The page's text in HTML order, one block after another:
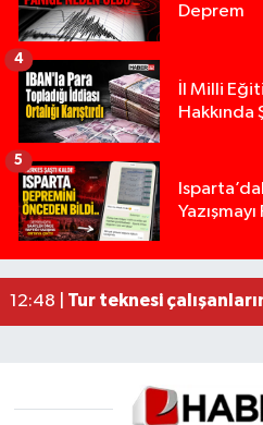
Deprem
İl Milli
Hakkında
4
Yazışmayı
5
20:12 |Alzheimer Hastası
19:22 |Komşuda haber
13:00 |Yığılca'da kardeşler
02:26 |MOTOSİKLETLE